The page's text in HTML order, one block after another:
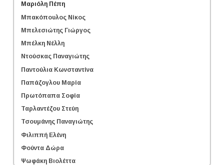
Μαριόλη Πέπη
Μπακόπουλος Νίκος
Μπελεσιώτης Γιώργος
Μπέλκη Νέλλη
Ντούσκας Παναγιώτης
Παντούλια Κωνσταντίνα
Παπάζογλου Μαρία
Πρωτόπαπα Σοφία
Ταρλαντέζου Στεύη
Τσουμάνης Παναγιώτης
Φιλιππή Ελένη
Φούντα Δώρα
Ψωφάκη Βιολέττα